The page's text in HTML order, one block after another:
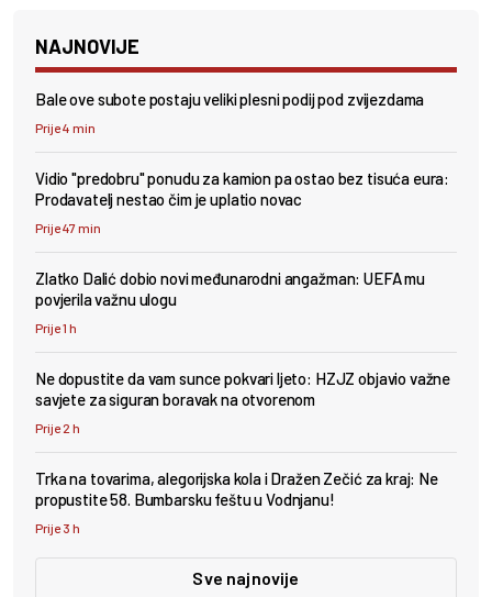
NAJNOVIJE
Bale ove subote postaju veliki plesni podij pod zvijezdama
Prije 4 min
Vidio "predobru" ponudu za kamion pa ostao bez tisuća eura:
Prodavatelj nestao čim je uplatio novac
Prije 47 min
Zlatko Dalić dobio novi međunarodni angažman: UEFA mu
povjerila važnu ulogu
Prije 1 h
Ne dopustite da vam sunce pokvari ljeto: HZJZ objavio važne
savjete za siguran boravak na otvorenom
Prije 2 h
Trka na tovarima, alegorijska kola i Dražen Zečić za kraj: Ne
propustite 58. Bumbarsku feštu u Vodnjanu!
Prije 3 h
Sve najnovije